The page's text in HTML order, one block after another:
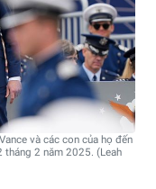
và các con của họ đến
tháng 2 năm 2025. (Leah